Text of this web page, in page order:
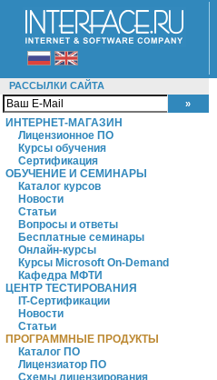
РАССЫЛКИ САЙТА
ИНТЕРНЕТ-МАГАЗИН
Лицензионное ПО
Курсы обучения
Сертификация
ОБУЧЕНИЕ И СЕМИНАРЫ
Каталог курсов
Новости
Статьи
Вопросы и ответы
Бесплатные семинары
Онлайн-курсы
Курсы Microsoft On-Demand
Кафедра МФТИ
ЦЕНТР ТЕСТИРОВАНИЯ
IT-Сертификации
Новости
Статьи
ПРОГРАММНЫЕ ПРОДУКТЫ
Каталог ПО
Лицензиатор ПО
Схемы лицензирования